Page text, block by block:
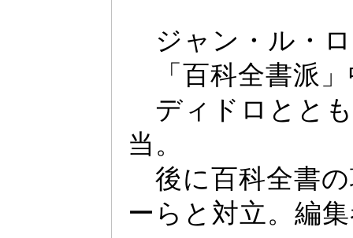
ジ ャ ン・ル・
「百科全書派」
デ ィ ドロとと
当。
後に百科全書
ー らと対立。編